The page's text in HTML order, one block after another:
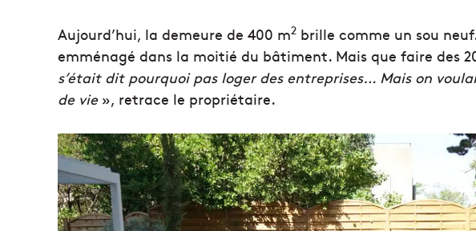
Aujourd’hui, la demeure de 400 m2 brille comme un sou
emménagé dans la moitié du bâtiment. Mais que faire des
s’était dit pourquoi pas loger des entreprises… Mais on
de vie», retrace le propriétaire.